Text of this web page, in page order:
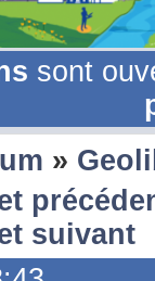
sont
»
suivant